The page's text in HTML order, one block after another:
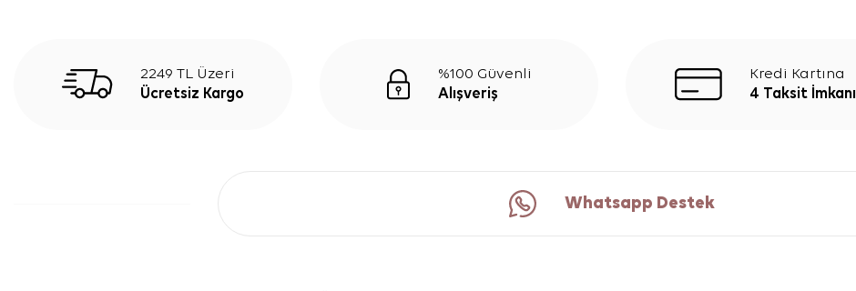
2249 TL Üzeri
Ücretsiz Kargo
%100 Güvenli
Alışveriş
Kredi Kartına
4 Taksit İmkanı
Whatsapp Destek